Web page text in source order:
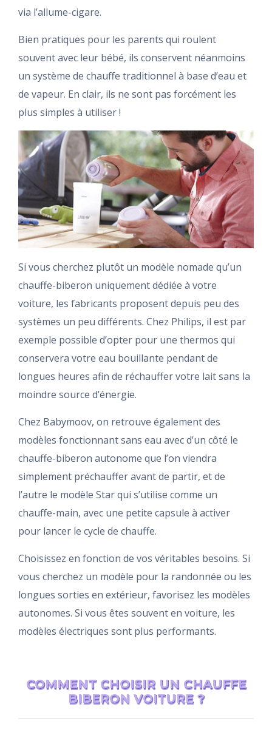
via l’allume-cigare.
Bien pratiques pour les parents qui roulent
souvent avec leur bébé, ils conservent néanmoins
un système de chauffe traditionnel à base d’eau et
de vapeur. En clair, ils ne sont pas forcément les
plus simples à utiliser !
Si vous cherchez plutôt un modèle nomade qu’un
chauffe-biberon uniquement dédiée à votre
voiture, les fabricants proposent depuis peu des
systèmes un peu différents. Chez Philips, il est par
exemple possible d’opter pour une thermos qui
conservera votre eau bouillante pendant de
longues heures afin de réchauffer votre lait sans la
moindre source d’énergie.
Chez Babymoov, on retrouve également des
modèles fonctionnant sans eau avec d’un côté le
chauffe-biberon autonome que l’on viendra
simplement préchauffer avant de partir, et de
l’autre le modèle Star qui s’utilise comme un
chauffe-main, avec une petite capsule à activer
pour lancer le cycle de chauffe.
Choisissez en fonction de vos véritables besoins. Si
vous cherchez un modèle pour la randonnée ou les
longues sorties en extérieur, favorisez les modèles
autonomes. Si vous êtes souvent en voiture, les
modèles électriques sont plus performants.
COMMENT CHOISIR UN CHAUFFE
BIBERON VOITURE ?